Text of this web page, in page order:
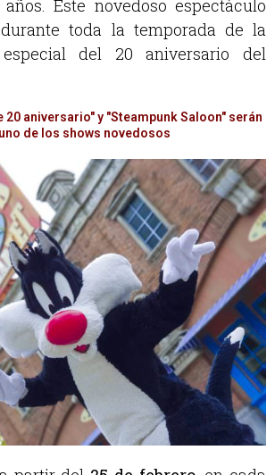
Este novedoso espectáculo
toda la temporada de la
especial del 20 aniversario del
20 aniversario" y "Steampunk Saloon" serán
de los shows novedosos